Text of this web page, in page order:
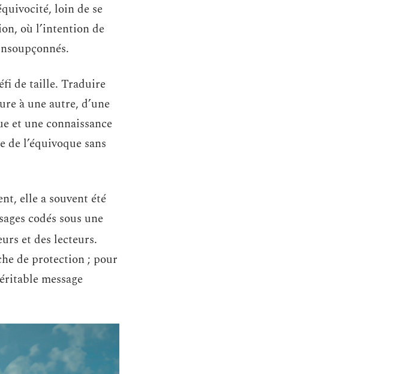
loin de se
où l’intention de
de taille. Traduire
à une autre, d’une
et une connaissance
l’équivoque sans
elle a souvent été
codés sous une
et des lecteurs.
de protection ; pour
message